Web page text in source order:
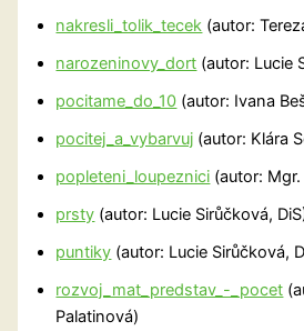
nakresli_tolik_tecek (autor:
narozeninovy_dort (autor: Lucie
pocitame_do_10 (autor: Ivana
pocitej_a_vybarvuj (autor: Klára
popleteni_loupeznici (autor:
prsty (autor: Lucie Sirůčková,
puntiky (autor: Lucie Sirůčková,
rozvoj_mat_predstav_-_pocet
Palatinová)